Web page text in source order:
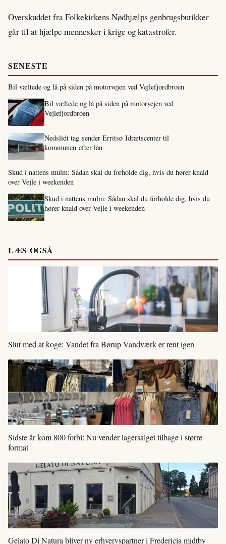
Overskuddet fra Folkekirkens Nødhjælps genbrugsbutikker
går til at hjælpe mennesker i krige og katastrofer.
SENESTE
Bil væltede og lå på siden på motorvejen ved Vejlefjordbroen
Bil væltede og lå på siden på motorvejen ved
Vejlefjordbroen
Nedslidt tag sender Erritsø Idrætscenter til
kommunen efter lån
Skud i nattens mulm: Sådan skal du forholde dig, hvis du hører knald
over Vejle i weekenden
Skud i nattens mulm: Sådan skal du forholde dig, hvis du
hører knald over Vejle i weekenden
LÆS OGSÅ
Slut med at koge: Vandet fra Børup Vandværk er rent igen
Sidste år kom 800 forbi: Nu vender lagersalget tilbage i større
format
Gelato Di Natura bliver ny erhvervspartner i Fredericia midtby